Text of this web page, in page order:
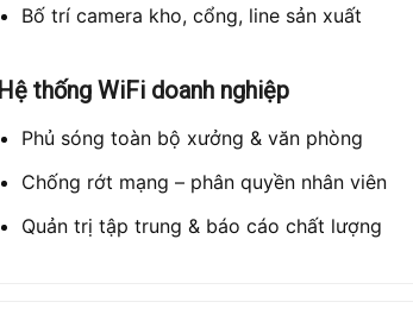
Bố trí camera kho, cổng, line sản xuất
Hệ thống WiFi doanh nghiệp
Phủ sóng toàn bộ xưởng & văn phòng
Chống rớt mạng – phân quyền nhân viên
Quản trị tập trung & báo cáo chất lượng